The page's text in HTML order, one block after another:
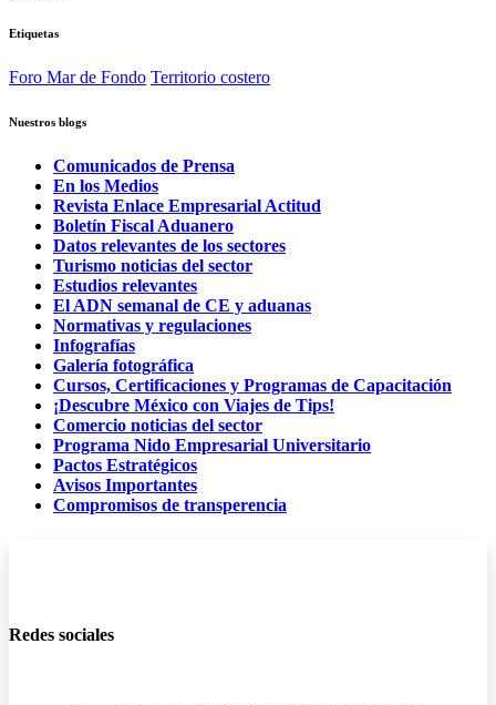
Etiquetas
Foro Mar de Fondo Territorio costero
Nuestros blogs
Comunicados de Prensa
En los Medios
Revista Enlace Empresarial Actitud
Boletín Fiscal Aduanero
Datos relevantes de los sectores
Turismo noticias del sector
Estudios relevantes
El ADN semanal de CE y aduanas
Normativas y regulaciones
Infografías
Galería fotográfica
Cursos, Certificaciones y Programas de Capacitación
¡Descubre México con Viajes de Tips!
Comercio noticias del sector
Programa Nido Empresarial Universitario
Pactos Estratégicos
Avisos Importantes
Compromisos de transperencia
Redes sociales